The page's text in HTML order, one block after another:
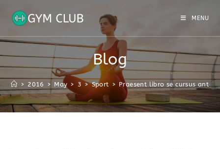
MENU
Blog
> 2016 > May > 3 > Sport > Praesent libro se cursus ante